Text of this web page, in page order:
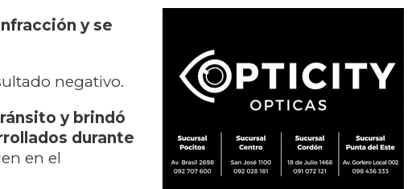
y se
negativo.
y brindó
durante
en el